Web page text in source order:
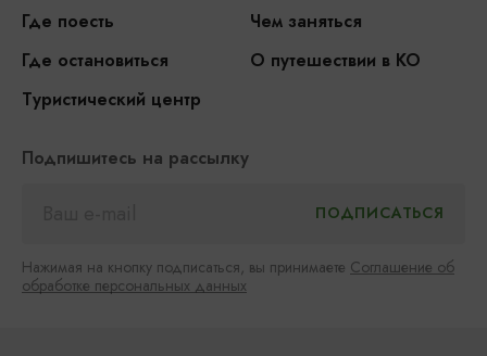
Где поесть
Чем заняться
Где остановиться
О путешествии в КО
Туристический центр
Подпишитесь на рассылку
Нажимая на кнопку подписаться, вы принимаете Соглашение об
обработке персональных данных